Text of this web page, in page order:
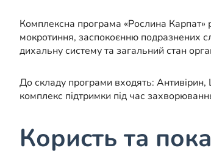
Комплексна програма «Рослина
мокротиння, заспокоєнню подразнених
дихальну систему та загальний стан
До складу програми входять:
комплекс підтримки під час
Користь та